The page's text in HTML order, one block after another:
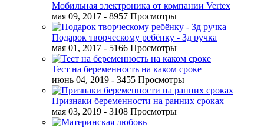
Мобильная электроника от компании Vertex
мая 09, 2017 - 8957 Просмотры
Подарок творческому ребёнку - 3д ручка
мая 01, 2017 - 5166 Просмотры
Тест на беременность на каком сроке
июнь 04, 2019 - 3455 Просмотры
Признаки беременности на ранних сроках
мая 03, 2019 - 3108 Просмотры